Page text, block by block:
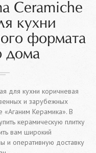
Ceramiche
кухни
формата
дома
для кухни коричневая
и зарубежных
«Аганим Керамика». В
керамическую плитку
вам широкий
и оперативную доставку